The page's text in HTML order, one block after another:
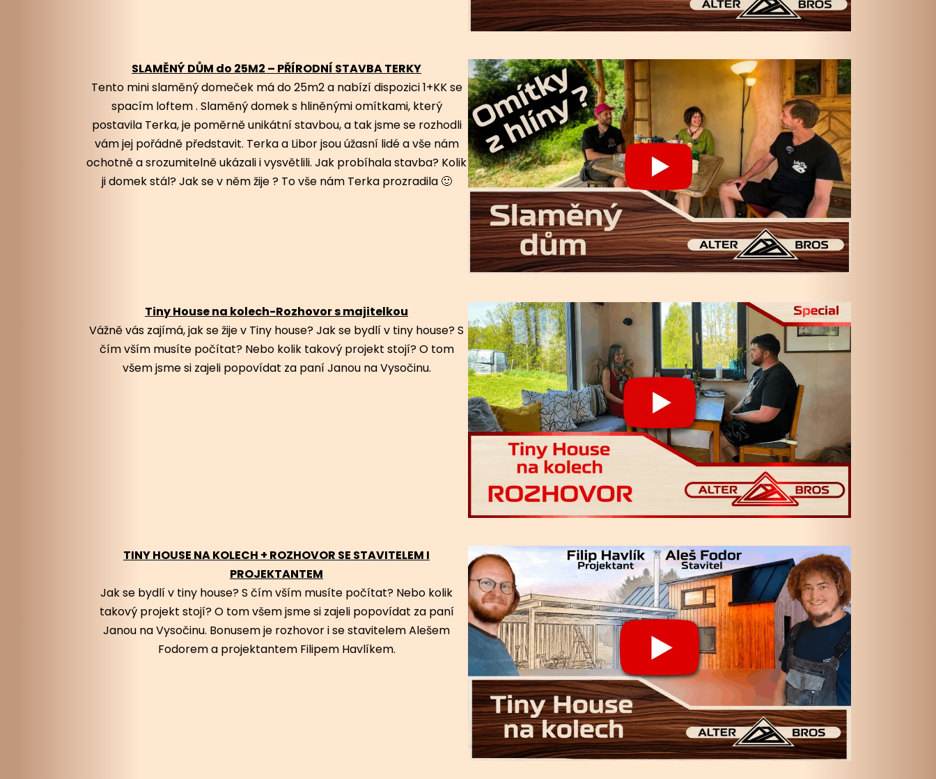
SLAMĚNÝ DŮM do 25M2 – PŘÍRODNÍ STAVBA TERKY
Tento mini slaměný domeček má do 25m2 a nabízí dispozici 1+KK se
spacím loftem . Slaměný domek s hliněnými omítkami, který
postavila Terka, je poměrně unikátní stavbou, a tak jsme se rozhodli
vám jej pořádně představit. Terka a Libor jsou úžasní lidé a vše nám
ochotně a srozumitelně ukázali i vysvětlili. Jak probíhala stavba? Kolik
ji domek stál? Jak se v něm žije ? To vše nám Terka prozradila 🙂
Tiny House na kolech-Rozhovor s majitelkou
Vážně vás zajímá, jak se žije v Tiny house? Jak se bydlí v tiny house? S
čím vším musíte počítat? Nebo kolik takový projekt stojí? O tom
všem jsme si zajeli popovídat za paní Janou na Vysočinu.
TINY HOUSE NA KOLECH + ROZHOVOR SE STAVITELEM I
PROJEKTANTEM
Jak se bydlí v tiny house? S čím vším musíte počítat? Nebo kolik
takový projekt stojí? O tom všem jsme si zajeli popovídat za paní
Janou na Vysočinu. Bonusem je rozhovor i se stavitelem Alešem
Fodorem a projektantem Filipem Havlíkem.